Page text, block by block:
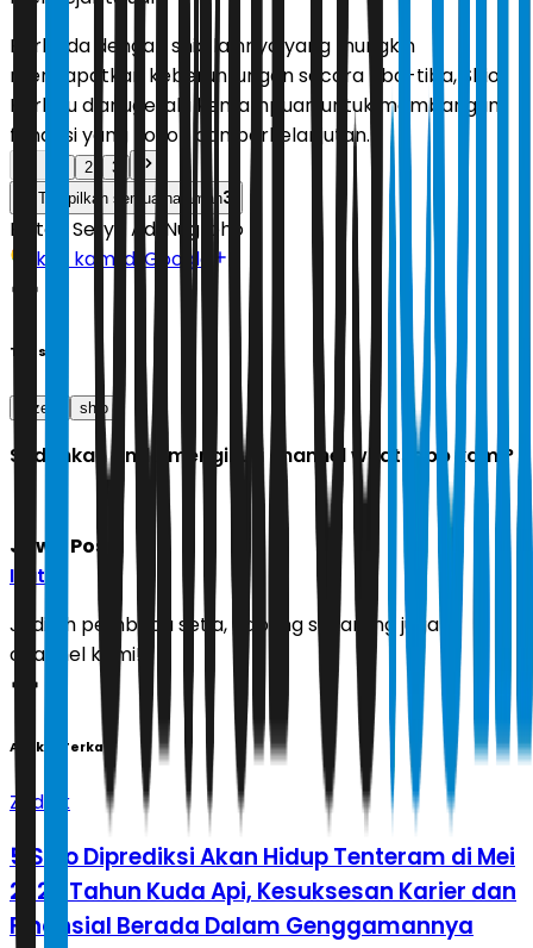
Berbeda dengan shio lainnya yang mungkin
mendapatkan keberuntungan secara tiba-tiba, Shio
Kerbau dianugerahi kemampuan untuk membangun
fondasi yang kokoh dan berkelanjutan.
2
3
Tampilkan semua halaman3
Editor: Setyo Adi Nugroho
Ikuti kami di Google
Tags
rezeki shio
Sudahkah Anda mengikuti channel whatsapp kami?
Jawa Pos
Ikuti
Jadilah pembaca setia, gabung sekarang juga di
channel kami!
Artikel Terkait
Zodiak
5 Shio Diprediksi Akan Hidup Tenteram di Mei
2026 Tahun Kuda Api, Kesuksesan Karier dan
Finansial Berada Dalam Genggamannya